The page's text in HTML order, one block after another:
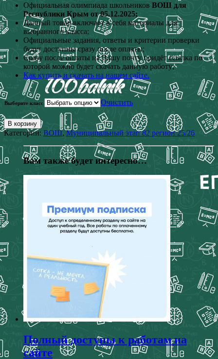
Официальная олимпиада школьников ВОШ для
Республики Крым от 05.12.2025;
Данный товар включает в себя материалы для
выбранного класса;
Официальные задания, ответы и критерии проверки
будут доступны сразу после оплаты;
Сразу после оплаты на Вашу почту придёт ссылка по
которой можно будет скачать данную работу;
Как купить и скачать на нашем сайте.
Выберите класс Очистить
В корзину
Категории: ВОШ,Муниципальный этап 82 регион 25/26
Вам также будет интересно…
Полный доступы к работам на
сайте